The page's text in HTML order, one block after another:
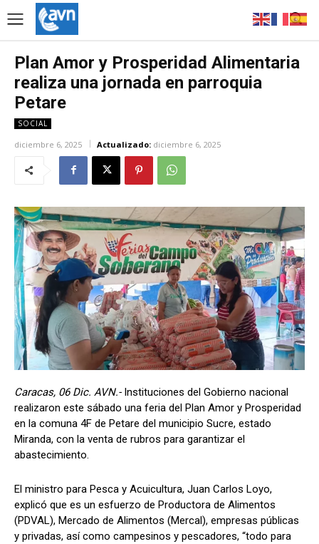
Plan Amor y Prosperidad Alimentaria
realiza una jornada en parroquia
Petare
SOCIAL
diciembre 6, 2025 Actualizado: diciembre 6, 2025
Caracas, 06 Dic. AVN.- Instituciones del Gobierno nacional
realizaron este sábado una feria del Plan Amor y Prosperidad
en la comuna 4F de Petare del municipio Sucre, estado
Miranda, con la venta de rubros para garantizar el
abastecimiento.
El ministro para Pesca y Acuicultura, Juan Carlos Loyo,
explicó que es un esfuerzo de Productora de Alimentos
(PDVAL), Mercado de Alimentos (Mercal), empresas públicas
y privadas, así como campesinos y pescadores, “todo para